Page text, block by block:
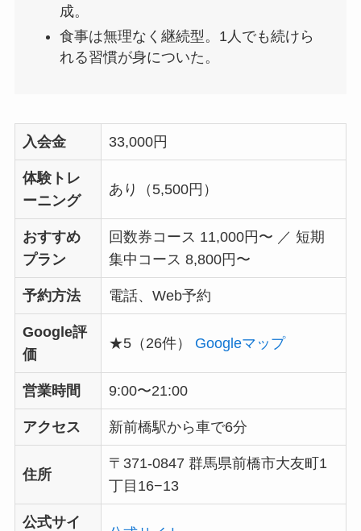
成。
食事は無理なく継続型。1人でも続けら
れる習慣が身についた。
入会金 33,000円
体験トレ
ーニング
あり（5,500円）
おすすめ
プラン
回数券コース 11,000円〜 ／ 短期
集中コース 8,800円〜
予約方法 電話、Web予約
Google評
価
★5（26件） Googleマップ
営業時間 9:00〜21:00
アクセス 新前橋駅から車で6分
住所
〒371-0847 群馬県前橋市大友町1
丁目16−13
公式サイ